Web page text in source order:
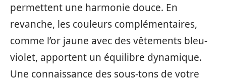
permettent une harmonie douce. En
revanche, les couleurs complémentaires,
comme l’or jaune avec des vêtements bleu-
violet, apportent un équilibre dynamique.
Une connaissance des sous-tons de votre